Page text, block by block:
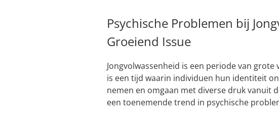
Psychische Problemen bij
Groeiend Issue
Jongvolwassenheid is een periode van
is een tijd waarin individuen hun identiteit
nemen en omgaan met diverse druk vanuit
een toenemende trend in psychische